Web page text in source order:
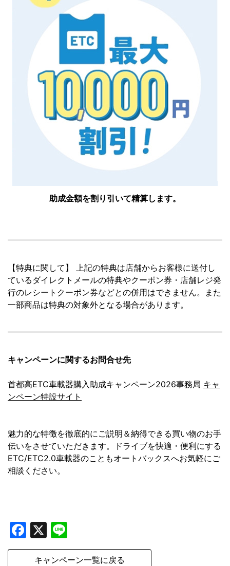
助成金額を割り引いて精算します。
【特典に関して】 上記の特典は店舗からお客様に送付し
ているダイレクトメールの特典やクーポン券・店舗レジ発
行のレシートクーポン券などとの併用はできません。また
一部商品は特典の対象外となる場合があります。
キャンペーンに関するお問合せ先
首都高ETC車載器購入助成キャンペーン2026事務局 キャ
ンペーン特設サイト
魅力的な特徴を徹底的にご説明＆納得できる買い物のお手
伝いをさせていただきます。ドライブを快適・便利にする
ETC/ETC2.0車載器のこともオートバックスへお気軽にご
相談ください。
Facebook
X
キャンペーン一覧に戻る